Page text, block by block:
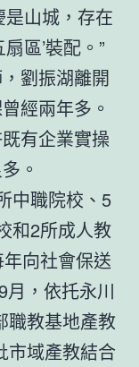
是山城，存在
區’裝配。”
劉振湖離開
經兩年多。
有企業實操
。
中職院校、5
和2所成人教
向社會保送
月，依托永川
職教基地產教
市域產教結合